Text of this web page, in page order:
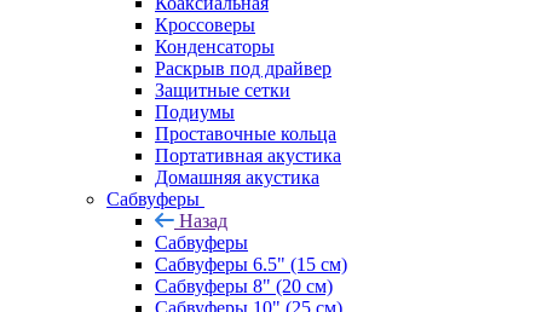
Кроссоверы
Конденсаторы
Раскрыв под драйвер
Защитные сетки
Подиумы
Проставочные кольца
Портативная акустика
Домашняя акустика
Сабвуферы
Назад
Сабвуферы
Сабвуферы 6.5" (15 см)
Сабвуферы 8" (20 см)
Сабвуферы 10" (25 см)